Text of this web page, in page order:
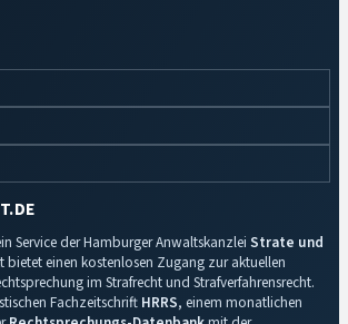
Service der Hamburger Anwaltskanzlei Strate und
bietet einen kostenlosen Zugang zur aktuellen
im Strafrecht und Strafverfahrensrecht.
Fachzeitschrift HRRS, einem monatlichen